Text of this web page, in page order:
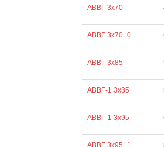
АВВГ 3х70
АВВГ 3х70+0
АВВГ 3х85
АВВГ-1 3х85
АВВГ-1 3х95
АВВГ 3х95+1